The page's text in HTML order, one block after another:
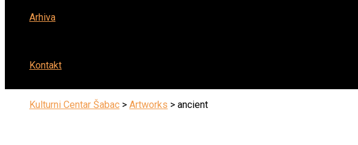
Arhiva
Kontakt
Kulturni Centar Šabac > Artworks > ancient